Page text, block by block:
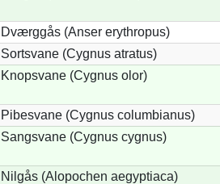
Dværggås (Anser erythropus)
Sortsvane (Cygnus atratus)
Knopsvane (Cygnus olor)
Pibesvane (Cygnus columbianus)
Sangsvane (Cygnus cygnus)
Nilgås (Alopochen aegyptiaca)